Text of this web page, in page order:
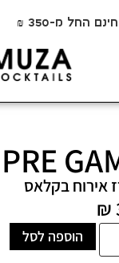
החל מ-350 ₪
PRE
אירוח בקלאס
₪
הוספה לסל